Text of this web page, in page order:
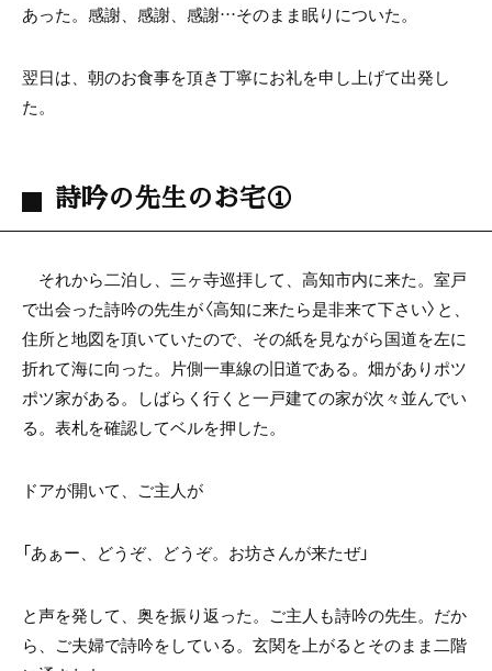
あった。感謝、感謝、感謝…そのまま眠りについた。
翌日は、朝のお食事を頂き丁寧にお礼を申し上げて出発し
た。
詩吟の先生のお宅①
それから二泊し、三ヶ寺巡拝して、高知市内に来た。室戸
で出会った詩吟の先生が〈高知に来たら是非来て下さい〉と、
住所と地図を頂いていたので、その紙を見ながら国道を左に
折れて海に向った。片側一車線の旧道である。畑がありポツ
ポツ家がある。しばらく行くと一戸建ての家が次々並んでい
る。表札を確認してベルを押した。
ドアが開いて、ご主人が
「あぁー、どうぞ、どうぞ。お坊さんが来たぜ」
と声を発して、奥を振り返った。ご主人も詩吟の先生。だか
ら、ご夫婦で詩吟をしている。玄関を上がるとそのまま二階